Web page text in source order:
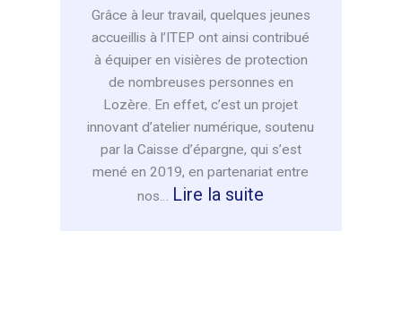
Grâce à leur travail, quelques jeunes
accueillis à l’ITEP ont ainsi contribué
à équiper en visières de protection
de nombreuses personnes en
Lozère. En effet, c’est un projet
innovant d’atelier numérique, soutenu
par la Caisse d’épargne, qui s’est
mené en 2019, en partenariat entre
nos… Lire la suite